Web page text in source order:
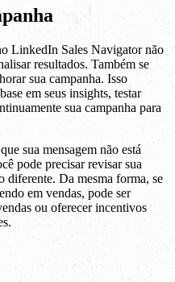
LinkedIn Sales Navigator não
resultados. Também se
sua campanha. Isso
em seus insights, testar
sua campanha para
sua mensagem não está
pode precisar revisar sua
diferente. Da mesma forma, se
em vendas, pode ser
ou oferecer incentivos